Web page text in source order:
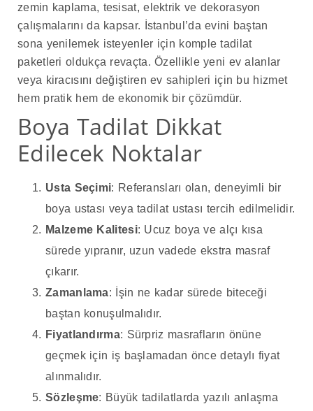
zemin kaplama, tesisat, elektrik ve dekorasyon
çalışmalarını da kapsar. İstanbul’da evini baştan
sona yenilemek isteyenler için komple tadilat
paketleri oldukça revaçta. Özellikle yeni ev alanlar
veya kiracısını değiştiren ev sahipleri için bu hizmet
hem pratik hem de ekonomik bir çözümdür.
Boya Tadilat Dikkat
Edilecek Noktalar
Usta Seçimi: Referansları olan, deneyimli bir
boya ustası veya tadilat ustası tercih edilmelidir.
Malzeme Kalitesi: Ucuz boya ve alçı kısa
sürede yıpranır, uzun vadede ekstra masraf
çıkarır.
Zamanlama: İşin ne kadar sürede biteceği
baştan konuşulmalıdır.
Fiyatlandırma: Sürpriz masrafların önüne
geçmek için iş başlamadan önce detaylı fiyat
alınmalıdır.
Sözleşme: Büyük tadilatlarda yazılı anlaşma